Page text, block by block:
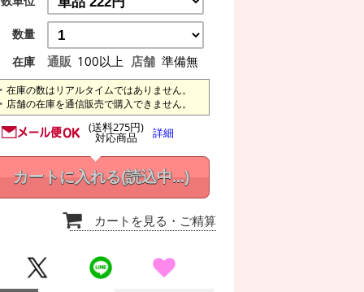
数量
在庫
通販 100以上 店舗 準備無
在庫の数はリアルタイムではありません。
店舗の在庫を通信販売で購入できません。
(送料275円)
対応商品 詳細
カートに入れる(読込中...)
カートを見る ・ご精算